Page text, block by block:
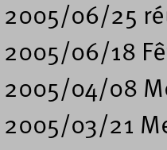
2005/06/25
2005/06/18
2005/04/08
2005/03/21